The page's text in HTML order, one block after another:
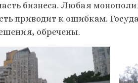
бизнеса. Любая
приводит к ошибкам.
обречены.